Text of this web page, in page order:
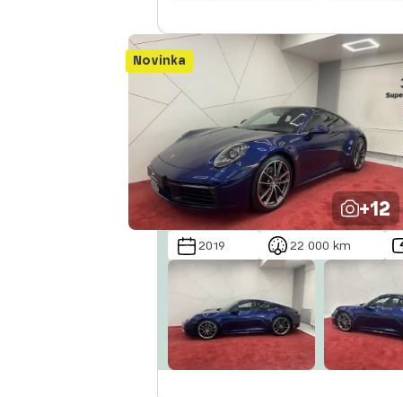
Abecedně od Z do A
Novinka
+12
2019 22 000 km